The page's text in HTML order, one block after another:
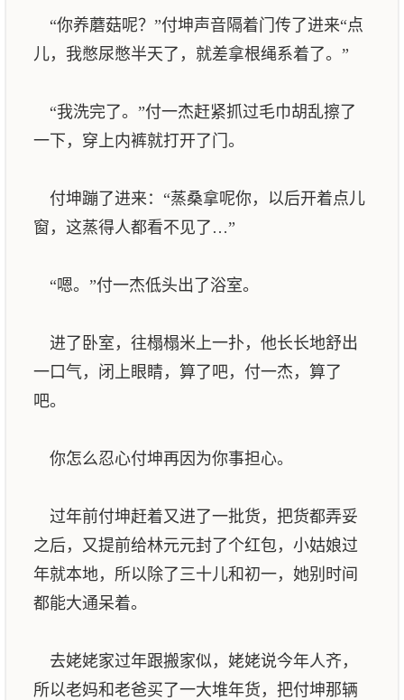
“你养蘑菇呢？”付坤声音隔着门传了进来“点
儿，我憋尿憋半天了，就差拿根绳系着了。”
“我洗完了。”付一杰赶紧抓过毛巾胡乱擦了
一下，穿上内裤就打开了门。
付坤蹦了进来：“蒸桑拿呢你，以后开着点儿
窗，这蒸得人都看不见了…”
“嗯。”付一杰低头出了浴室。
进了卧室，往榻榻米上一扑，他长长地舒出
一口气，闭上眼睛，算了吧，付一杰，算了
吧。
你怎么忍心付坤再因为你事担心。
过年前付坤赶着又进了一批货，把货都弄妥
之后，又提前给林元元封了个红包，小姑娘过
年就本地，所以除了三十儿和初一，她别时间
都能大通呆着。
去姥姥家过年跟搬家似，姥姥说今年人齐，
所以老妈和老爸买了一大堆年货，把付坤那辆